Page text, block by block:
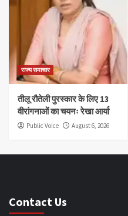
राज्य समाचार
तीलू रौतेली पुरस्कार के लिए 13
वीरांगनाओं का चयनः रेखा आर्या
Public Voice August 6, 2026
Contact Us